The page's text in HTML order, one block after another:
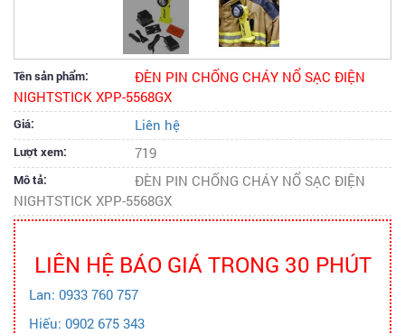
Tên sản phẩm:
ĐÈN PIN CHỐNG CHÁY NỔ SẠC ĐIỆN
NIGHTSTICK XPP-5568GX
Giá: Liên hệ
Lượt xem: 719
Mô tả:
ĐÈN PIN CHỐNG CHÁY NỔ SẠC ĐIỆN
NIGHTSTICK XPP-5568GX
LIÊN HỆ BÁO GIÁ TRONG 30 PHÚT
Lan: 0933 760 757
Hiếu: 0902 675 343